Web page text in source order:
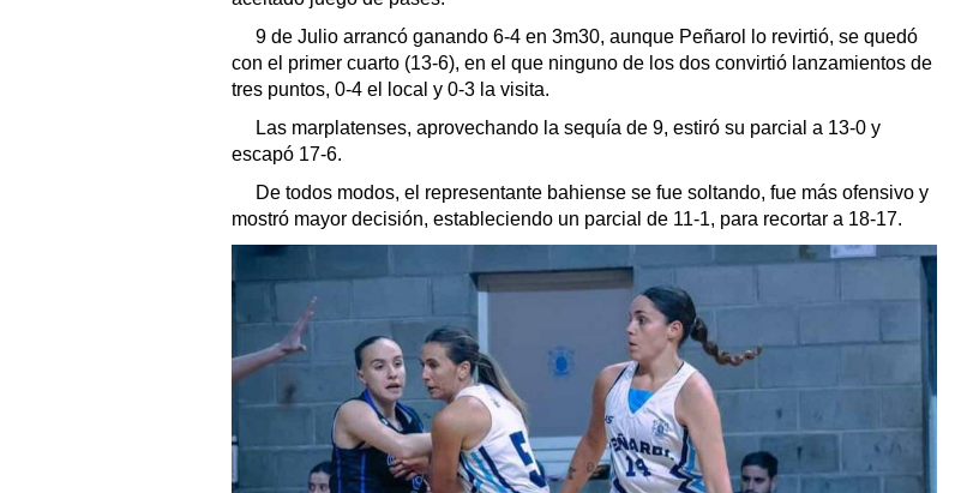
9 de Julio arrancó ganando 6-4 en 3m30, aunque Peñarol lo revirtió, se quedó
con el primer cuarto (13-6), en el que ninguno de los dos convirtió lanzamientos de
tres puntos, 0-4 el local y 0-3 la visita.
Las marplatenses, aprovechando la sequía de 9, estiró su parcial a 13-0 y
escapó 17-6.
De todos modos, el representante bahiense se fue soltando, fue más ofensivo y
mostró mayor decisión, estableciendo un parcial de 11-1, para recortar a 18-17.